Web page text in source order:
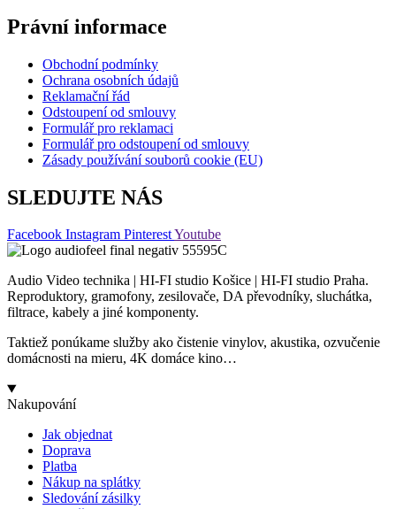
Právní informace
Obchodní podmínky
Ochrana osobních údajů
Reklamační řád
Odstoupení od smlouvy
Formulář pro reklamaci
Formulář pro odstoupení od smlouvy
Zásady používání souborů cookie (EU)
SLEDUJTE NÁS
Facebook Instagram PinterestYoutube
Audio Video technika | HI-FI studio Košice | HI-FI studio Praha.
Reproduktory, gramofony, zesilovače, DA převodníky, sluchátka,
filtrace, kabely a jiné komponenty.
Taktiež ponúkame služby ako čistenie vinylov, akustika, ozvučenie
domácnosti na mieru, 4K domáce kino…
Nakupování
Jak objednat
Doprava
Platba
Nákup na splátky
Sledování zásilky